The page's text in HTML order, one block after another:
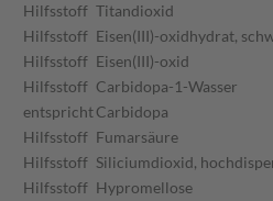
Hilfsstoff Titandioxid
Hilfsstoff Eisen(III)-oxidhydrat,
Hilfsstoff Eisen(III)-oxid
Hilfsstoff Carbidopa-1-Wasser
entsprichtCarbidopa
Hilfsstoff Fumarsäure
Hilfsstoff Siliciumdioxid,
Hilfsstoff Hypromellose